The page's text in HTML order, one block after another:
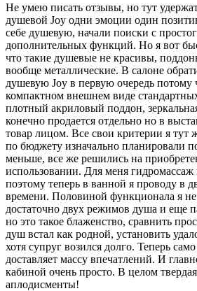
Не умею писать отзывы, но тут
душевой Joy одни эмоции один
себе душевую, начали поиски с
дополнительных функций. Но я вот
что такие душевые не красивы,
вообще металлические. В салоне
душевую Joy в первую очередь потому
компактном внешнем виде
плотный акриловый поддон,
конечно продается отдельно но в
товар лицом. Все свои критерии я тут
по бюджету изначально планировали
меньше, все же решились на
использовании. Для меня
поэтому теперь в ванной я проводу в
времени. Половиной функционала я
достаточно двух режимов душа и еще
но это такое блаженство, сравнить
душ встал как родной, установить
хотя супруг возился долго. Теперь
доставляет массу впечатлений. И
кабиной очень просто. В целом
аплодисменты!